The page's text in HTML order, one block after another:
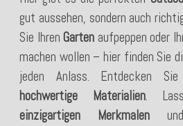
gut aussehen, sondern auch
Sie IhrenGarten aufpeppen oder
machen wollen – hier finden Sie
jeden Anlass. Entdecken Sie
hochwertige Materialien.
einzigartigen Merkmalen